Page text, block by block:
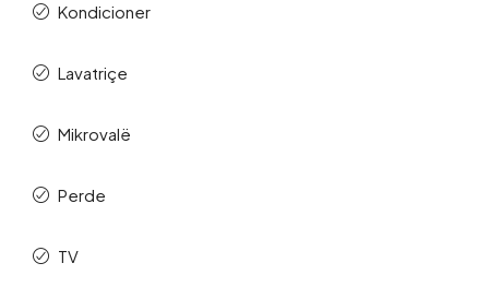
Kondicioner
Lavatriçe
Mikrovalë
Perde
TV